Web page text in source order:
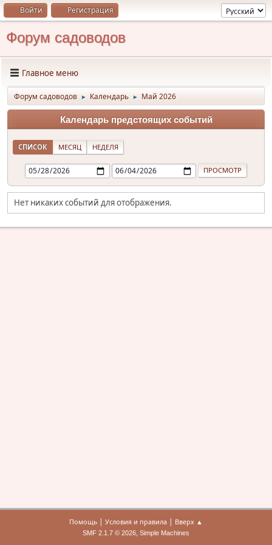
Войти Регистрация
Форум садоводов
Главное меню
Форум садоводов ► Календарь ► Май 2026
Календарь предстоящих событий
СПИСОК МЕСЯЦ НЕДЕЛЯ
Нет никаких событий для отображения.
Помощь | Условия и правила | Вверх ▲
SMF 2.1.7 © 2026, Simple Machines